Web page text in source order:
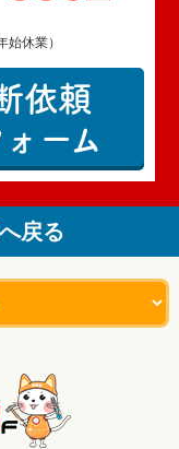
休業）
依頼
ーム
戻る